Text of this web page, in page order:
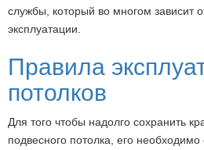
службы, который во многом зависит
эксплуатации.
Правила
потолков
Для того чтобы надолго сохранить
подвесного потолка, его